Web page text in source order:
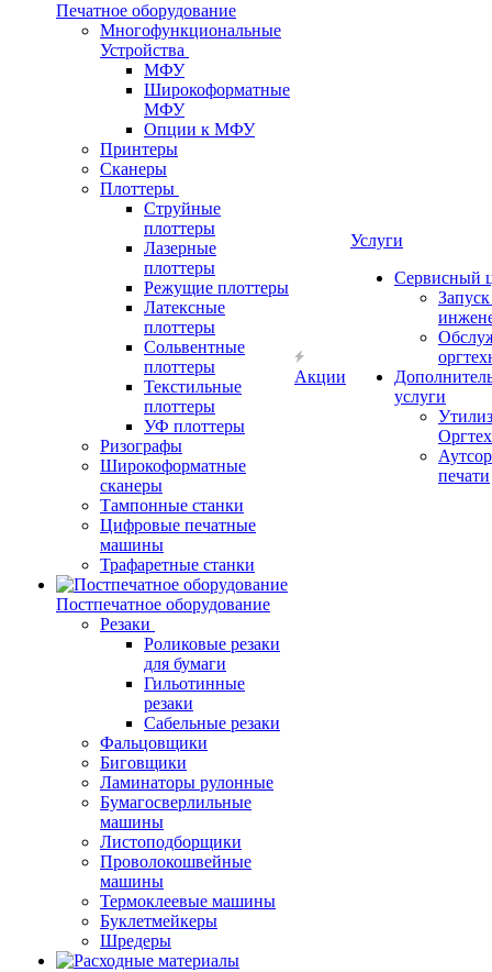
Печатное оборудование
Многофункциональные
Устройства
МФУ
Широкоформатные
МФУ
Опции к МФУ
Принтеры
Сканеры
Плоттеры
Струйные
плоттеры
Лазерные
плоттеры
Режущие плоттеры
Латексные
плоттеры
Сольвентные
плоттеры
Текстильные
плоттеры
УФ плоттеры
Ризографы
Широкоформатные
сканеры
Тампонные станки
Цифровые печатные
машины
Трафаретные станки
Постпечатное оборудование
Резаки
Роликовые резаки
для бумаги
Гильотинные
резаки
Сабельные резаки
Фальцовщики
Биговщики
Ламинаторы рулонные
Бумагосверлильные
машины
Листоподборщики
Проволокошвейные
машины
Термоклеевые машины
Буклетмейкеры
Шредеры
Акции
Услуги
Сервисный
услуги
печати